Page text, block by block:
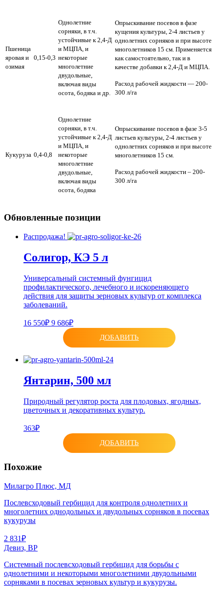
Пшеница
яровая и
озимая
0,15-0,3
Однолетние
сорняки, в т.ч.
устойчивые к 2,4-Д
и МЦПА, и
некоторые
многолетние
двудольные,
включая виды
осота, бодяка и др.
Опрыскивание посевов в фазе
кущения культуры, 2-4 листьев у
однолетних сорняков и при высоте
многолетников 15 см. Применяется
как самостоятельно, так и в
качестве добавки к 2,4-Д и МЦПА.
Расход рабочей жидкости — 200-
300 л/га
Кукуруза 0,4-0,8
Однолетние
сорняки, в т.ч.
устойчивые к 2,4-Д
и МЦПА, и
некоторые
многолетние
двудольные,
включая виды
осота, бодяка
Опрыскивание посевов в фазе 3-5
листьев культуры, 2-4 листьев у
однолетних сорняков и при высоте
многолетников 15 см.
Расход рабочей жидкости – 200-
300 л/га
Обновленные позиции
Распродажа!
Солигор, КЭ 5 л
Универсальный системный фунгицид
профилактического, лечебного и искореняющего
действия для защиты зерновых культур от комплекса
заболеваний.
16 550₽ 9 686₽
ДОБАВИТЬ
Янтарин, 500 мл
Природный регулятор роста для плодовых, ягодных,
цветочных и декоративных культур.
363₽
ДОБАВИТЬ
Похожие
Милагро Плюс, МД
Послевсходовый гербицид для контроля однолетних и
многолетних однодольных и двудольных сорняков в посевах
кукурузы
2 831₽
Девиз, ВР
Системный послевсходовый гербицид для борьбы с
однолетними и некоторыми многолетними двудольными
сорняками в посевах зерновых культур и кукурузы.